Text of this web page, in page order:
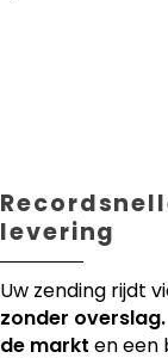
levering
Uw zending rijdt
zonder overslag.
de markt en een